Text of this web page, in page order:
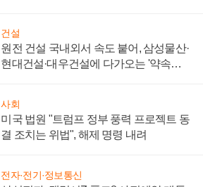
건설
원전 건설 국내외서 속도 붙어, 삼성물산·
현대건설·대우건설에 다가오는 '약속의
사회
미국 법원 "트럼프 정부 풍력 프로젝트 동
결 조치는 위법", 해제 명령 내려
전자·전기·정보통신